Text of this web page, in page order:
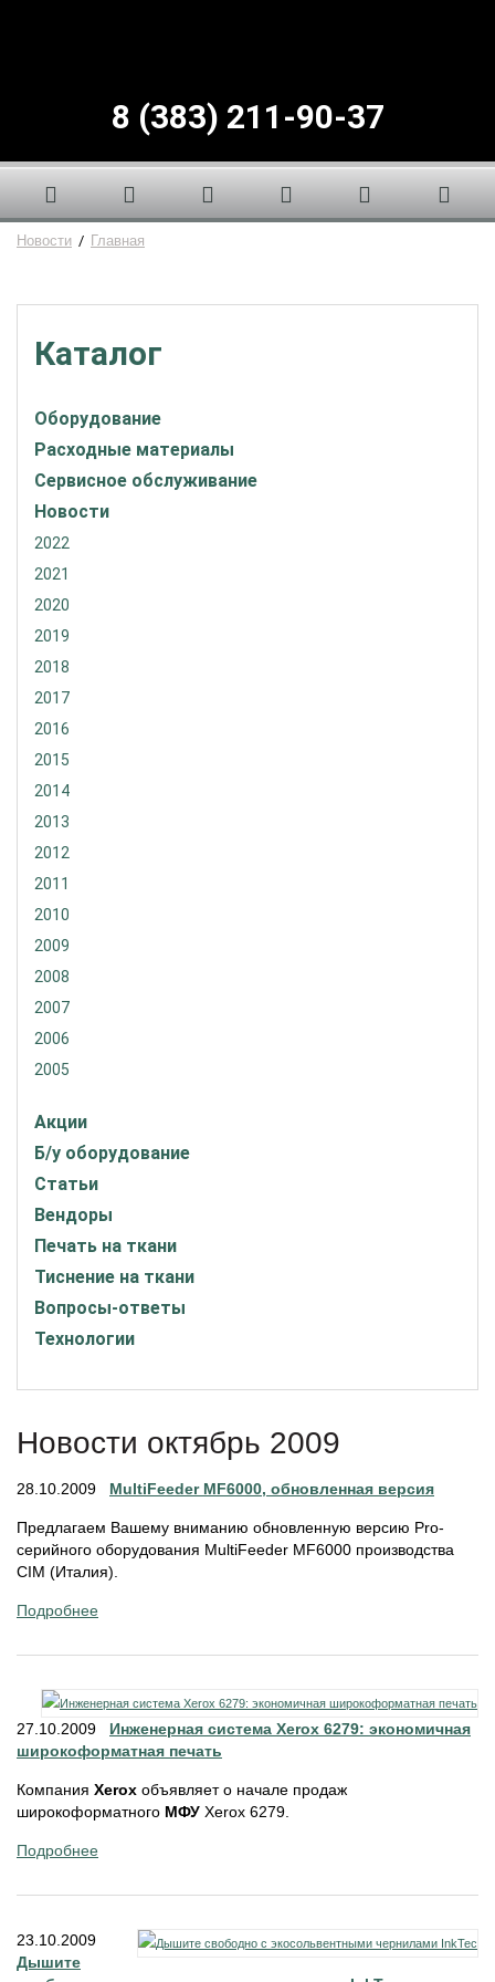
8 (383) 211-90-37
Новости / Главная
Каталог
Оборудование
Расходные материалы
Сервисное обслуживание
Новости
2022
2021
2020
2019
2018
2017
2016
2015
2014
2013
2012
2011
2010
2009
2008
2007
2006
2005
Акции
Б/у оборудование
Статьи
Вендоры
Печать на ткани
Тиснение на ткани
Вопросы-ответы
Технологии
Новости октябрь 2009
28.10.2009 MultiFeeder MF6000, обновленная версия
Предлагаем Вашему вниманию обновленную версию Pro-
серийного оборудования MultiFeeder MF6000 производства
CIM (Италия).
Подробнее
27.10.2009 Инженерная система Xerox 6279: экономичная
широкоформатная печать
Компания Xerox объявляет о начале продаж
широкоформатного МФУ Xerox 6279.
Подробнее
23.10.2009
Дышите